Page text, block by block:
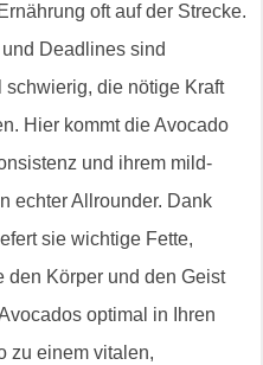
oft auf der Strecke.
Deadlines sind
die nötige Kraft
Hier kommt die Avocado
und ihrem mild-
echter Allrounder. Dank
sie wichtige Fette,
den Körper und den Geist
optimal in Ihren
zu einem vitalen,